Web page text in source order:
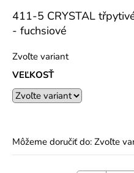
411-5 CRYSTAL
- fuchsiové
VEĽKOSŤ
Môžeme doručiť do: Zvoľte
Zvoľte variant
O
d
p
o
r
ú
č
e